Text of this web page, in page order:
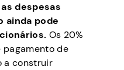
despesas
ainda pode
Os 20%
pagamento de
a construir